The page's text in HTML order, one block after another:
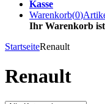
Kasse
Warenkorb(0)
Ihr Warenkorb
StartseiteRenault
Renault